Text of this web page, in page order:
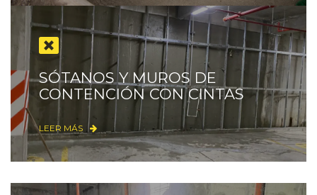
SÓTANOS Y MUROS DE
CONTENCIÓN CON CINTAS
LEER MÁS